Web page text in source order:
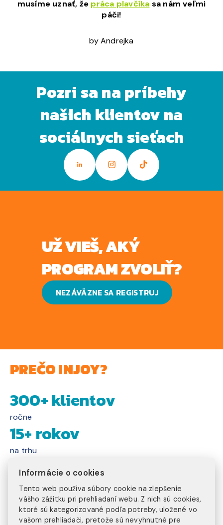
musíme uznať, že práca plavčíka sa nám veľmi
páči!
by Andrejka
Pozri sa na príbehy
našich klientov na
sociálnych sieťach
UŽ VIEŠ, AKÝ
PROGRAM ZVOLIŤ?
NEZÁVÄZNE SA REGISTRUJ
PREČO INJOY?
300+ klientov
ročne
15+ rokov
na trhu
20+ programov
na výber
3 kontinenty
na ktorých pôsobíme
Informácie o cookies
Tento web používa súbory cookie na zlepšenie
vášho zážitku pri prehliadaní webu. Z nich sú cookies,
ktoré sú kategorizované podľa potreby, uložené vo
vašom prehliadači, pretože sú nevyhnutné pre